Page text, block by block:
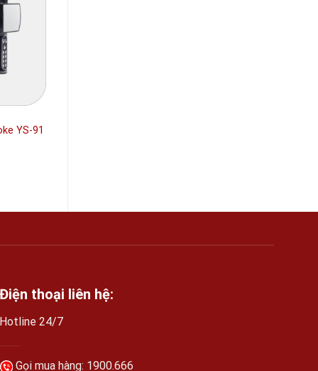
YS-91
Điện thoại liên hệ:
Hotline 24/7
Gọi mua hàng: 1900.666